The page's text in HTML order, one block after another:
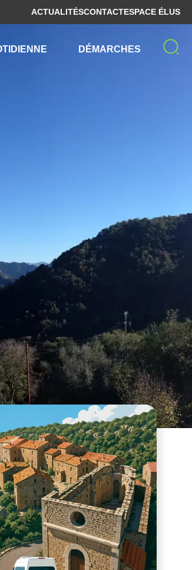
ACTUALITÉSCONTACTESPACE ÉLUS
DÉMARCHES